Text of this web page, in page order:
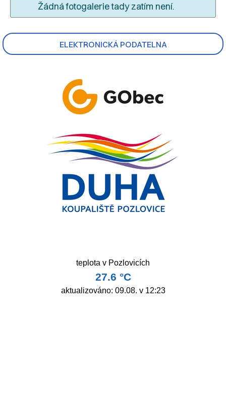
ELEKTRONICKÁ PODATELNA
Žádná fotogalerie tady zatím není.